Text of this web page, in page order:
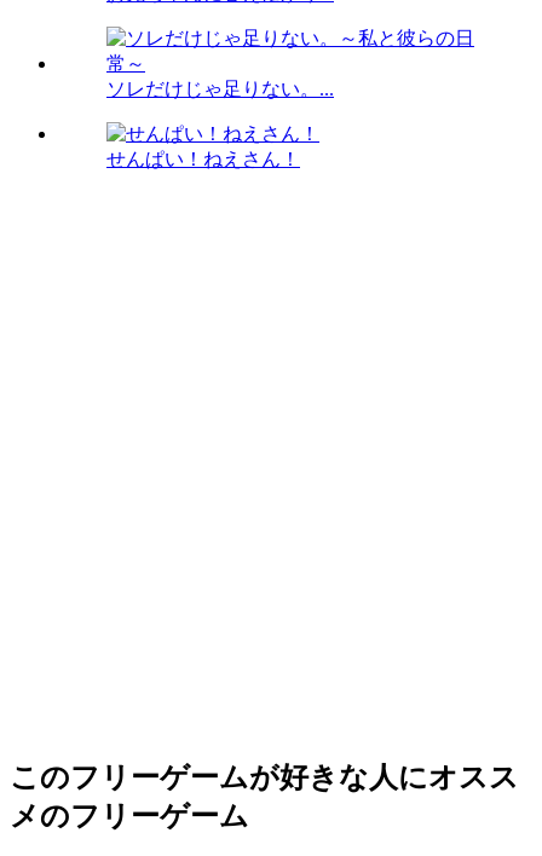
ソレだけじゃ足りない。...
せんぱい！ねえさん！
このフリーゲームが好きな人にオスス
メのフリーゲーム